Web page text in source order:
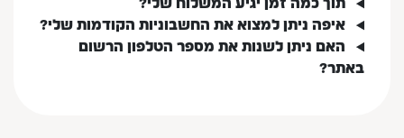
תוך כמה זמן יגיע המשלוח שלי?
איפה ניתן למצוא את החשבוניות הקודמות שלי?
האם ניתן לשנות את מספר הטלפון הרשום
באתר?